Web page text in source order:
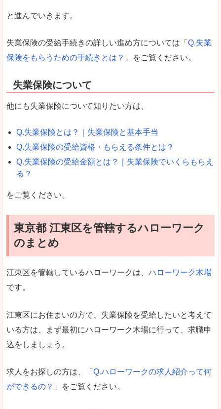
と進んでいきます。
失業保険の受給手続きの詳しい進め方については「 Q.失業
保険をもらうための手続きとは？ 」をご覧ください。
失業保険について
他にも失業保険について知りたい方は、
Q.失業保険とは？｜失業保険と基本手当
Q.失業保険の受給資格・もらえる条件とは？
Q.失業保険の受給金額とは？｜失業保険でいくらもらえ
る？
をご覧ください。
東京都 江東区を管轄するハローワーク
のまとめ
江東区を管轄しているハローワークは、 ハローワーク木場
です。
江東区にお住まいの方で、失業保険を受給したいと考えて
いる方は、まず最初にハローワーク木場に行って、求職申
込をしましょう。
求人をお探しの方は、「 Q.ハローワークの求人紹介って何
ができるの？ 」をご覧ください。